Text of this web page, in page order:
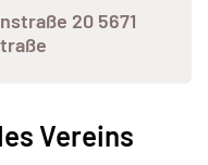
20 5671
Vereins